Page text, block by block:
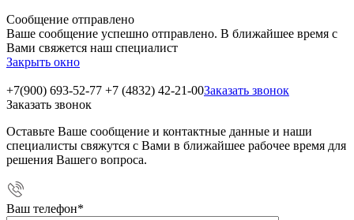
Сообщение отправлено
Ваше сообщение успешно отправлено. В ближайшее время с
Вами свяжется наш специалист
Закрыть окно
+7(900) 693-52-77 +7 (4832) 42-21-00Заказать звонок
Заказать звонок
Оставьте Ваше сообщение и контактные данные и наши
специалисты свяжутся с Вами в ближайшее рабочее время для
решения Вашего вопроса.
Ваш телефон*